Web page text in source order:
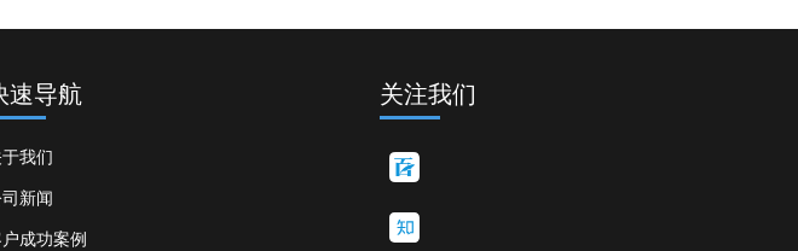
速导航
我们
新闻
成功案例
关注我们